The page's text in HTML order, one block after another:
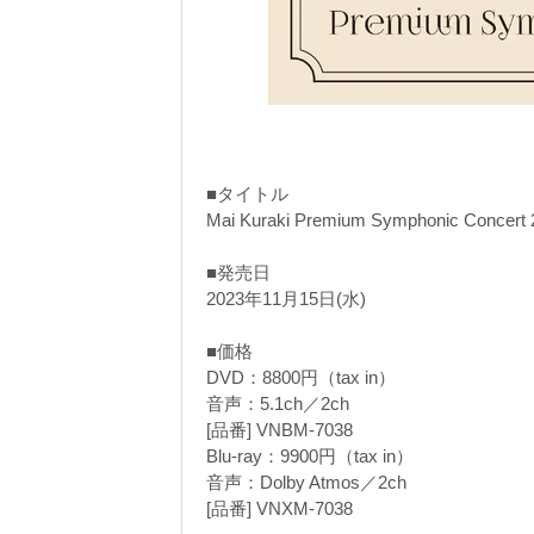
■タイトル
Mai Kuraki Premium Symphonic Concert
■発売日
2023年11月15日(水)
■価格
DVD：8800円（tax in）
音声：5.1ch／2ch
[品番] VNBM-7038
Blu-ray：9900円（tax in）
音声：Dolby Atmos／2ch
[品番] VNXM-7038